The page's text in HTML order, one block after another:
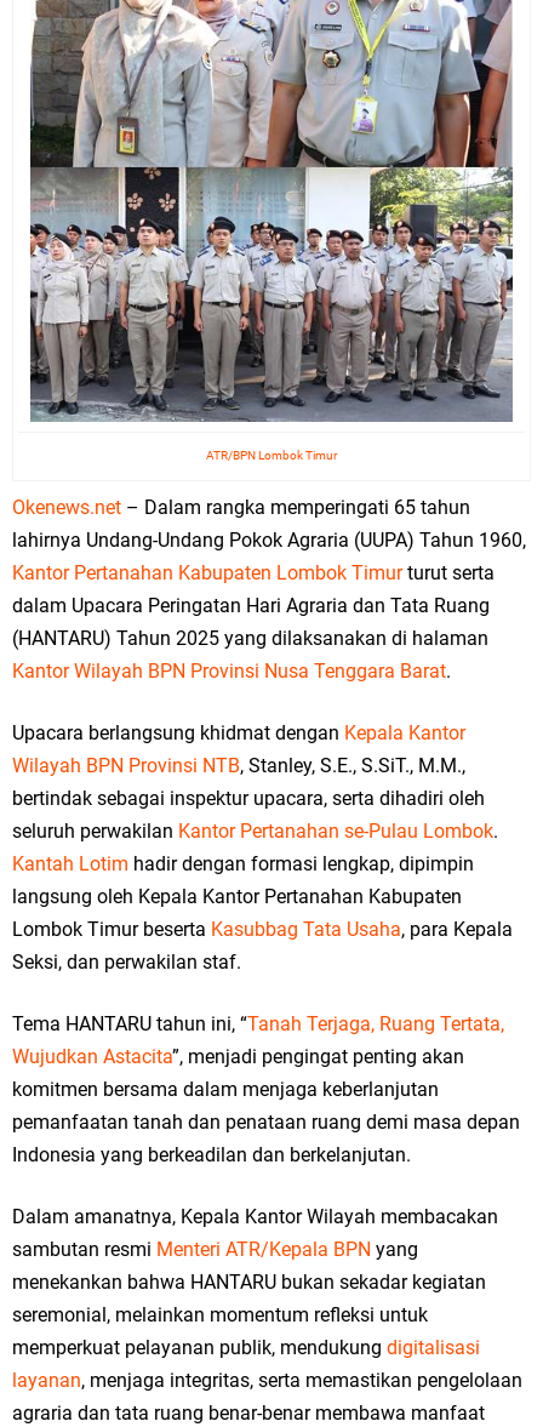
ATR/BPN Lombok Timur
Okenews.net – Dalam rangka memperingati 65 tahun
lahirnya Undang-Undang Pokok Agraria (UUPA) Tahun 1960,
Kantor Pertanahan Kabupaten Lombok Timurturut serta
dalam Upacara Peringatan Hari Agraria dan Tata Ruang
(HANTARU) Tahun 2025 yang dilaksanakan di halaman
Kantor Wilayah BPN Provinsi Nusa Tenggara Barat.
Upacara berlangsung khidmat dengan Kepala Kantor
Wilayah BPN Provinsi NTB, Stanley, S.E., S.SiT., M.M.,
bertindak sebagai inspektur upacara, serta dihadiri oleh
seluruh perwakilan Kantor Pertanahan se-Pulau Lombok.
Kantah Lotim hadir dengan formasi lengkap, dipimpin
langsung oleh Kepala Kantor Pertanahan Kabupaten
Lombok Timur beserta Kasubbag Tata Usaha, para Kepala
Seksi, dan perwakilan staf.
Tema HANTARU tahun ini, “Tanah Terjaga, Ruang Tertata,
Wujudkan Astacita”, menjadi pengingat penting akan
komitmen bersama dalam menjaga keberlanjutan
pemanfaatan tanah dan penataan ruang demi masa depan
Indonesia yang berkeadilan dan berkelanjutan.
Dalam amanatnya, Kepala Kantor Wilayah membacakan
sambutan resmi Menteri ATR/Kepala BPN yang
menekankan bahwa HANTARU bukan sekadar kegiatan
seremonial, melainkan momentum refleksi untuk
memperkuat pelayanan publik, mendukung digitalisasi
layanan, menjaga integritas, serta memastikan pengelolaan
agraria dan tata ruang benar-benar membawa manfaat